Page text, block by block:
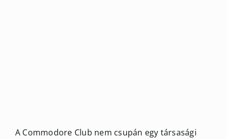
A Commodore Club nem csupán egy társasági